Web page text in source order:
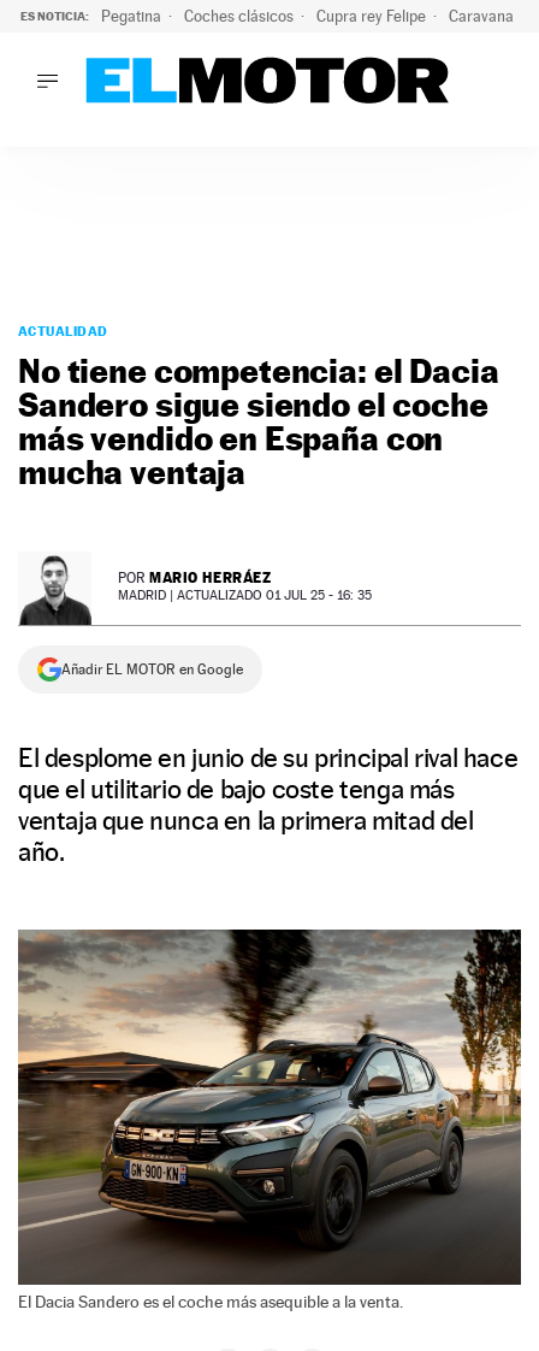
ES NOTICIA: Pegatina Coches clásicos Cupra rey Felipe Caravana
PODCAST
MOTOS
TECNOLOGÍA
SUPERCOCHES
NEWSLETTER
ACTUALIDAD
No tiene competencia: el Dacia
Sandero sigue siendo el coche
más vendido en España con
mucha ventaja
POR MARIO HERRÁEZ
MADRID | ACTUALIZADO 01 JUL 25 - 16: 35
Añadir EL MOTOR en Google
El desplome en junio de su principal rival hace
que el utilitario de bajo coste tenga más
ventaja que nunca en la primera mitad del
año.
El Dacia Sandero es el coche más asequible a la venta.